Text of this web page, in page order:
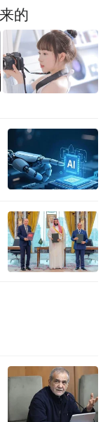
士认为，北
的可能性仍然
价将极其高
能出现的是边
交博弈。未
署将是观察局
侵略”，是“精
“西部-2025”
入冲突，并加
the videos,
and posted
a social media
的